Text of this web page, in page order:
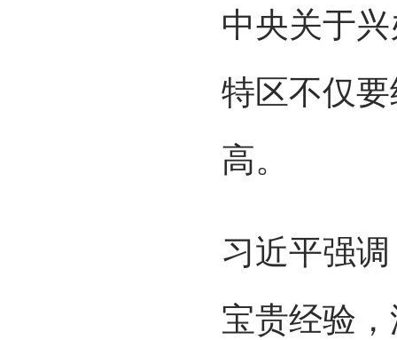
中央关于
特区不仅
高。
习近平强
宝贵经验